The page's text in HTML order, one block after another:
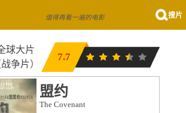
值得再看一遍的电影 搜片
球大片
战争片）
7.7
盟约
The Covenant